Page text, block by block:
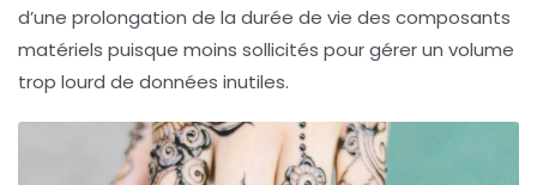
d’une prolongation de la durée de vie des composants
matériels puisque moins sollicités pour gérer un volume
trop lourd de données inutiles.